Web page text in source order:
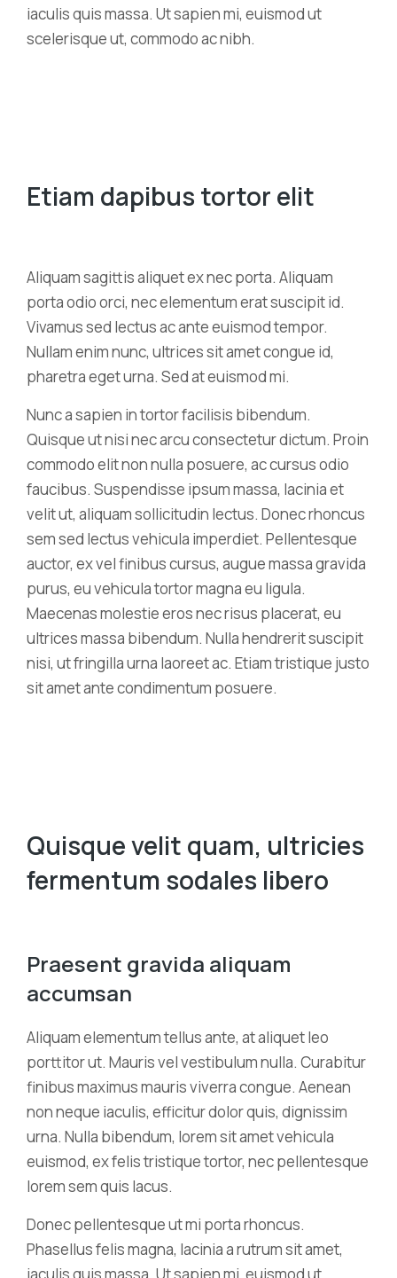
iaculis quis massa. Ut sapien mi, euismod ut
scelerisque ut, commodo ac nibh.
Etiam dapibus tortor elit
Aliquam sagittis aliquet ex nec porta. Aliquam
porta odio orci, nec elementum erat suscipit id.
Vivamus sed lectus ac ante euismod tempor.
Nullam enim nunc, ultrices sit amet congue id,
pharetra eget urna. Sed at euismod mi.
Nunc a sapien in tortor facilisis bibendum.
Quisque ut nisi nec arcu consectetur dictum. Proin
commodo elit non nulla posuere, ac cursus odio
faucibus. Suspendisse ipsum massa, lacinia et
velit ut, aliquam sollicitudin lectus. Donec rhoncus
sem sed lectus vehicula imperdiet. Pellentesque
auctor, ex vel finibus cursus, augue massa gravida
purus, eu vehicula tortor magna eu ligula.
Maecenas molestie eros nec risus placerat, eu
ultrices massa bibendum. Nulla hendrerit suscipit
nisi, ut fringilla urna laoreet ac. Etiam tristique justo
sit amet ante condimentum posuere.
Quisque velit quam, ultricies
fermentum sodales libero
Praesent gravida aliquam
accumsan
Aliquam elementum tellus ante, at aliquet leo
porttitor ut. Mauris vel vestibulum nulla. Curabitur
finibus maximus mauris viverra congue. Aenean
non neque iaculis, efficitur dolor quis, dignissim
urna. Nulla bibendum, lorem sit amet vehicula
euismod, ex felis tristique tortor, nec pellentesque
lorem sem quis lacus.
Donec pellentesque ut mi porta rhoncus.
Phasellus felis magna, lacinia a rutrum sit amet,